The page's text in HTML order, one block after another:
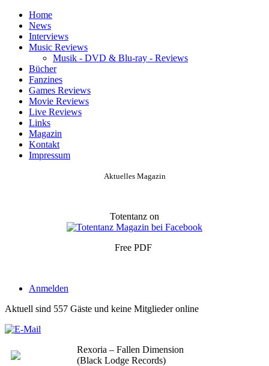
Home
News
Interviews
Music Reviews
Musik - DVD & Blu-ray - Reviews
Bücher
Fanzines
Games Reviews
Movie Reviews
Live Reviews
Links
Magazin
Kontakt
Impressum
Aktuelles Magazin
Totentanz on
Free PDF
Anmelden
Aktuell sind 557 Gäste und keine Mitglieder online
Rexoria – Fallen Dimension
(Black Lodge Records)